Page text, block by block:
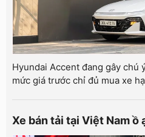
Hyundai Accent đang gây
mức giá trước chỉ đủ mua xe
Xe bán tải tại Việt Nam ồ